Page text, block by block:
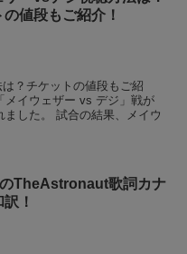
値段もご紹介！
？チケットの値段もご紹
メイウェザー vs デジ」戦が
した。 試合の結果、メイウ
TheAstronaut歌詞カナ
！